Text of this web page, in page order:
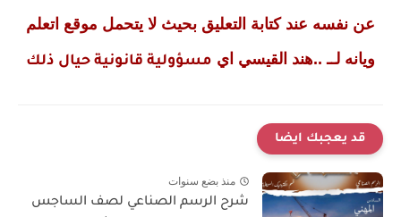
عن نفسه عند كتابة التعليق بحيث لا يتحمل موقع اتعلم
ويانه لــ ..هند القيسي اي مسؤولية قانونية حيال ذلك
قد يعجبك ايضا
منذ بضع سنوات
شرح الرسم الصناعي لصف الساجس